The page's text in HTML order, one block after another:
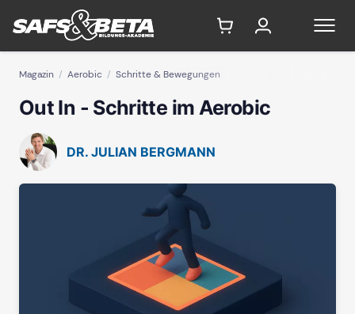
Magazin Aerobic Schritte & Bewegungen
Out In - Schritte im Aerobic
DR. JULIAN BERGMANN